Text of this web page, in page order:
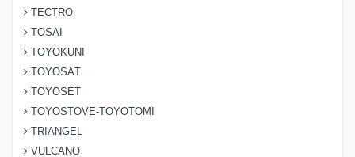
TECTRO
TOSAI
TOYOKUNI
TOYOSAT
TOYOSET
TOYOSTOVE-TOYOTOMI
TRIANGEL
VULCANO